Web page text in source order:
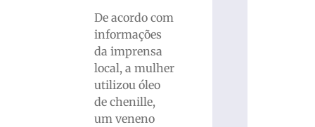
De acordo com
informações
da imprensa
local, a mulher
utilizou óleo
de chenille,
um veneno